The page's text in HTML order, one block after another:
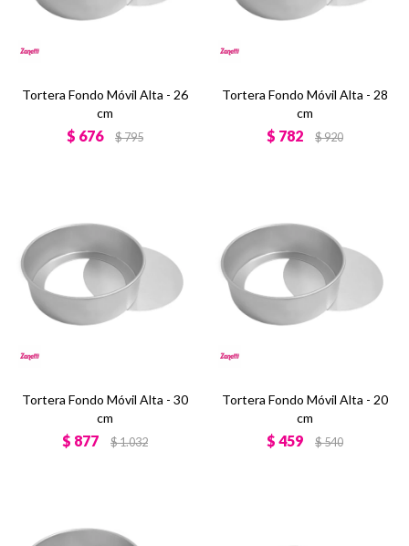
Tortera Fondo Móvil Alta - 26
cm
$ 676 $795
Tortera Fondo Móvil Alta - 28
cm
$ 782 $920
Tortera Fondo Móvil Alta - 30
cm
$ 877 $1.032
Tortera Fondo Móvil Alta - 20
cm
$ 459 $540